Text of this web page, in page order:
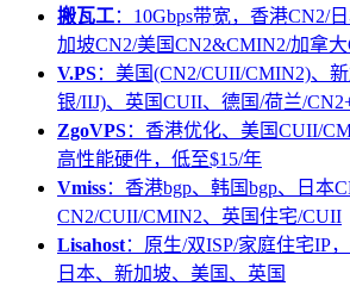
搬瓦工：10Gbps带宽，香港CN2/
加坡CN2/美国CN2&CMIN2/加拿
V.PS：美国(CN2/CUII/CMIN2)、
银/IIJ)、英国CUII、德国/荷兰/
ZgoVPS：香港优化、美国CUII/
高性能硬件，低至$15/年
Vmiss：香港bgp、韩国bgp、日本
CN2/CUII/CMIN2、英国住宅/CUII
Lisahost：原生/双ISP/家庭住宅IP
日本、新加坡、美国、英国